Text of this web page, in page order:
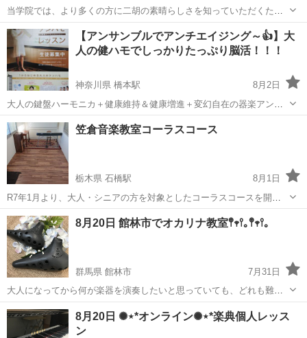
当学院では、より多くの方に二胡の素晴らしさを知っていただくため
に無料体験レッスンを随時行っています。 お時間に関しましては、ご
連絡を頂いた際に調整を行います。 まずは一度ご連絡ください！！
東京 豊島区 その他
【アンサンブルでアンチエイジング～👍】大
人の健ハモでしっかりたっぷり脳活！！！
神奈川県 橋本駅
8月2日
大人の鍵盤ハーモニカ＋健康維持＆健康増進＋変幻自在の器楽アンサ
ンブル”ハモリコ”＝「大人の健ハモ」で脳が若返る”脳活”しませんか？
楽器演奏は医学的見地からも実証されつつあります。そんな話題の脳
活を「鍵盤ハーモニカ」で気軽...
神奈川 相模原市 橋本駅
笠倉音楽教室コーラスコース
栃木県 石橋駅
8月1日
R7年1月より、大人・シニアの方を対象としたコーラスコースを開講
しました。 季節の歌や懐かしい歌などを、みなさんで楽しく歌いまし
ょう♪ 歌う前に、音楽に合わせてストレッチや座りながらできる軽い
運動を行います。 ...
栃木 河内郡 石橋駅 その他 コーラス
8月20日 館林市でオカリナ教室𖤣𖥧𖥣｡𖤣𖥧𖥣｡
群馬県 館林市
7月31日
大人になってから何が楽器を演奏したいと思っていても、どれも難し
そう！そんな貴方にピッタリなのがオカリナ！！ 楽譜が読めなくて
も、楽器を吹いたことなくても大丈夫！ 独奏～アンサンブルまで幅広
く楽しめる楽器です！ 腹式呼吸...
群馬 館林市 その他
8月20日 ✺⋆*オンライン✺⋆*楽典個人レッス
ン